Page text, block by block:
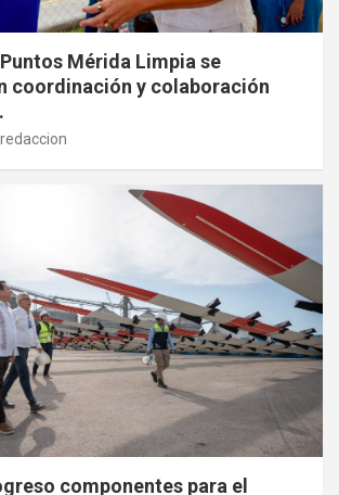
Mérida Limpia se
coordinación y colaboración
redaccion
componentes para el